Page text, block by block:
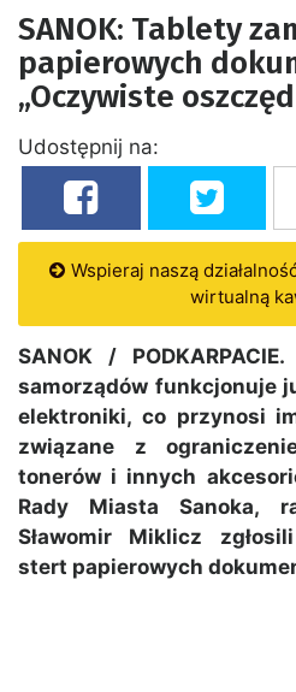
SANOK: Tablety
papierowych
„Oczywiste
Udostępnij na:
Wspieraj naszą
wirtualną
SANOK /
samorządów funkcjonuje
elektroniki, co przynosi
związane z
tonerów i innych
Rady Miasta Sanoka,
Sławomir Miklicz
stert papierowych